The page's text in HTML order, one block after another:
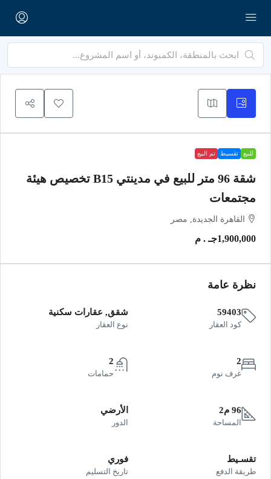
للبيع تقسيط تم البيع
شقة 96 متر للبيع في مدينتي B15 تخصيص هيئة
مجتمعات
القاهرة الجديدة, مصر
1,900,000جـ . م
نظرة عامة
59403
كود العقار
شقق, عقارات سكنية
نوع العقار
2
غرف نوم
2
حمامات
96 م2
المساحة
الأرضي
الدور
تقسـيط
طريقة الدفع
فوري
تاريخ التسليم